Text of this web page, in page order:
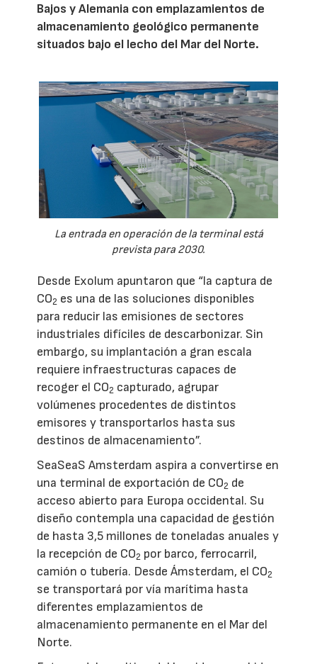
Bajos y Alemania con emplazamientos de
almacenamiento geológico permanente
situados bajo el lecho del Mar del Norte.
La entrada en operación de la terminal está
prevista para 2030.
Desde Exolum apuntaron que “la captura de
CO2 es una de las soluciones disponibles
para reducir las emisiones de sectores
industriales difíciles de descarbonizar. Sin
embargo, su implantación a gran escala
requiere infraestructuras capaces de
recoger el CO2 capturado, agrupar
volúmenes procedentes de distintos
emisores y transportarlos hasta sus
destinos de almacenamiento”.
SeaSeaS Amsterdam aspira a convertirse en
una terminal de exportación de CO2 de
acceso abierto para Europa occidental. Su
diseño contempla una capacidad de gestión
de hasta 3,5 millones de toneladas anuales y
la recepción de CO2 por barco, ferrocarril,
camión o tubería. Desde Ámsterdam, el CO2
se transportará por vía marítima hasta
diferentes emplazamientos de
almacenamiento permanente en el Mar del
Norte.